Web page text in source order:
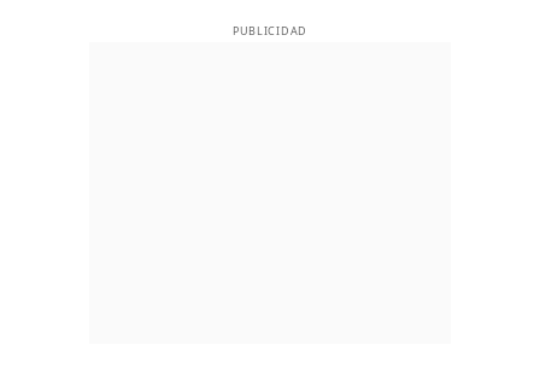
PUBLICIDAD